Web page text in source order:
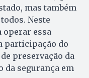
mas também
Neste
operar essa
participação do
preservação da
da segurança em